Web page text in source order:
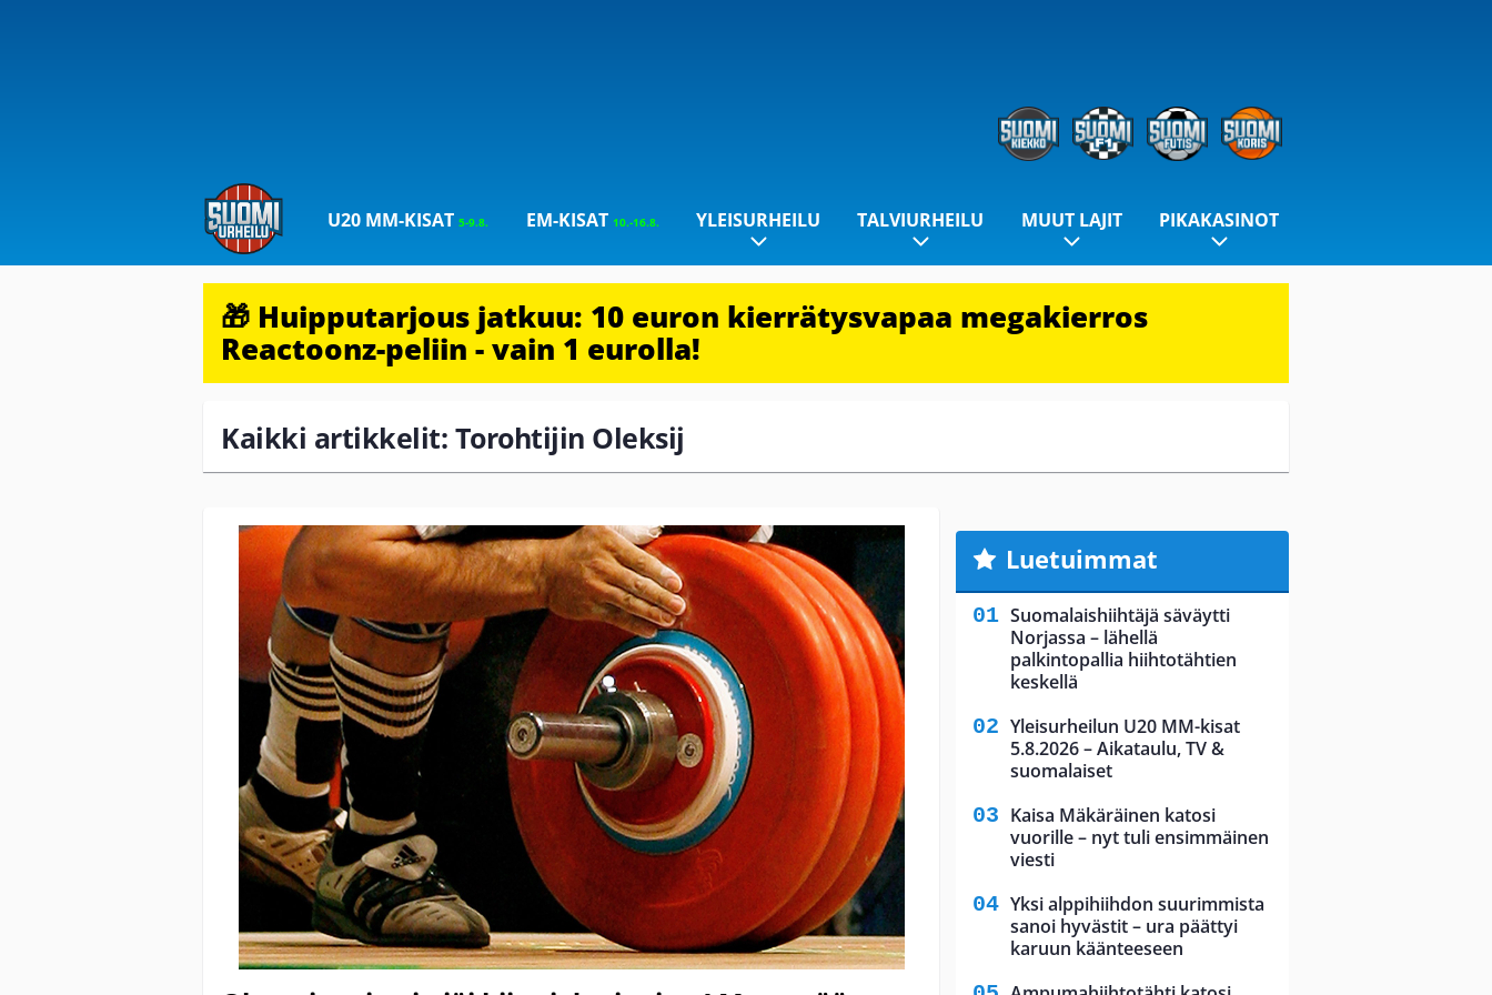
U20 MM-KISAT5-9.8. EM-KISAT 10.-16.8. YLEISURHEILU TALVIURHEILU MUUT LAJIT PIKAKASINOT
🎁 Huipputarjous jatkuu: 10 euron kierrätysvapaa megakierros
Reactoonz-peliin - vain 1 eurolla!
Kaikki artikkelit: Torohtijin Oleksij
Luetuimmat
Suomalaishiihtäjä säväytti
Norjassa – lähellä
palkintopallia hiihtotähtien
keskellä
Yleisurheilun U20 MM-kisat
5.8.2026 – Aikataulu, TV &
suomalaiset
Kaisa Mäkäräinen katosi
vuorille – nyt tuli ensimmäinen
viesti
Yksi alppihiihdon suurimmista
sanoi hyvästit – ura päättyi
karuun käänteeseen